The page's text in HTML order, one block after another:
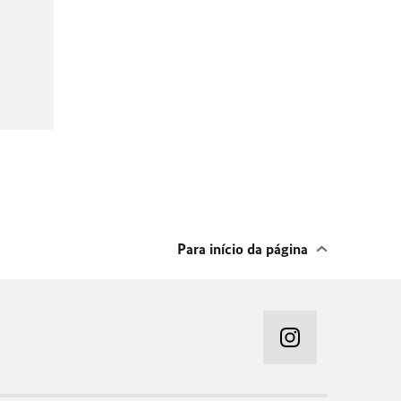
Para início da página